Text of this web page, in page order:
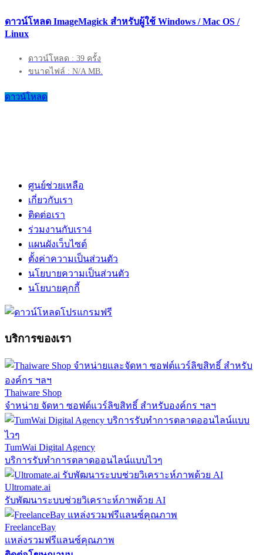
ดาวน์โหลด ImageMagick สำหรับผู้ใช้ Windows / Mac OS /
Linux
ดาวน์โหลด : 39 ครั้ง
ขนาดไฟล์ : N/A MB.
ดาวน์โหลด
ศูนย์ช่วยเหลือ
เกี่ยวกับเรา
ติดต่อเรา
ร่วมงานกับเรา4
แผนผังเว็บไซต์
ตั้งค่าความเป็นส่วนตัว
นโยบายความเป็นส่วนตัว
นโยบายคุกกี้
บริการของเรา
Thaiware Shop
จำหน่าย จัดหา ซอฟต์แวร์ลิขสิทธิ์ สำหรับองค์กร ฯลฯ
TumWai Digital Agency
บริการรับทำการตลาดออนไลน์แบบไวๆ
Ultromate.ai
รับพัฒนาระบบช่วยวิเคราะห์ภาพด้วย AI
FreelanceBay
แหล่งรวมฟรีแลนซ์คุณภาพ